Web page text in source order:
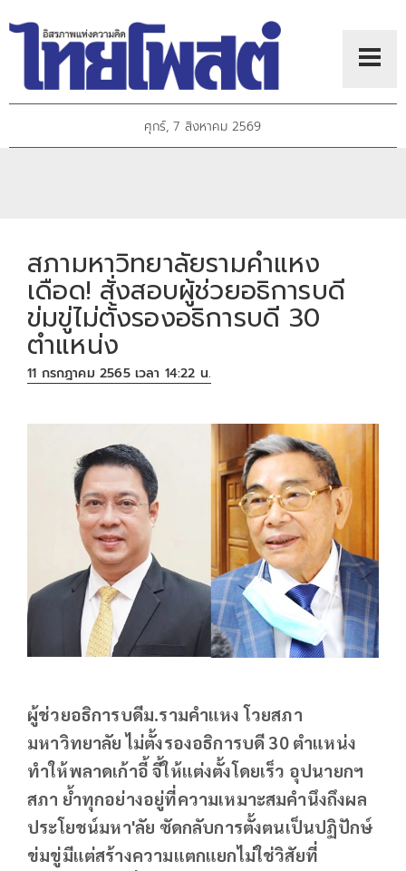
ศุกร์, 7 สิงหาคม 2569
สภามหาวิทยาลัยรามคำแหง
เดือด! สั่งสอบผู้ช่วยอธิการบดี
ข่มขู่ไม่ตั้งรองอธิการบดี 30
ตำแหน่ง
11 กรกฎาคม 2565 เวลา 14:22 น.
ผู้ช่วยอธิการบดีม.รามคำแหง โวยสภา
มหาวิทยาลัย ไม่ตั้งรองอธิการบดี 30 ตำแหน่ง
ทำให้พลาดเก้าอี้ จี้ให้แต่งตั้งโดยเร็ว อุปนายกฯ
สภา ย้ำทุกอย่างอยู่ที่ความเหมาะสมคำนึงถึงผล
ประโยชน์มหา'ลัย ซัดกลับการตั้งตนเป็นปฏิปักษ์
ข่มขู่มีแต่สร้างความแตกแยกไม่ใช่วิสัยที่